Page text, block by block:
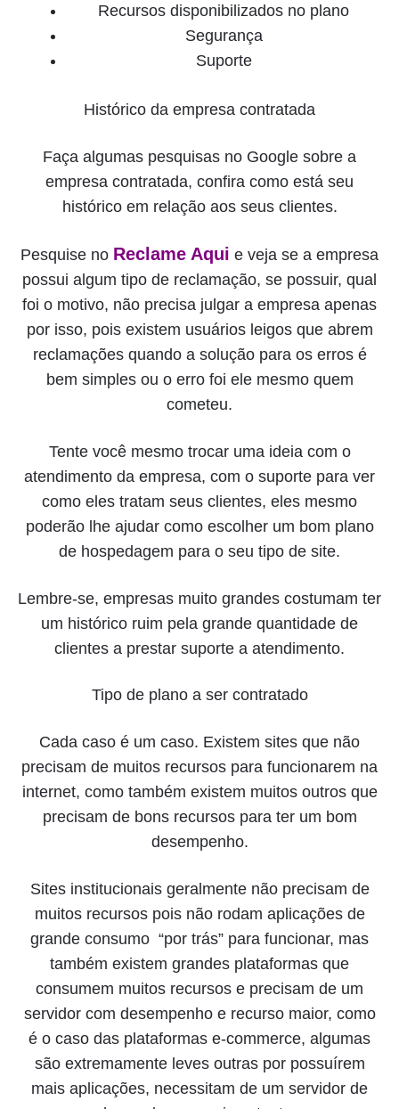
Recursos disponibilizados no plano
Segurança
Suporte
Histórico da empresa contratada
Faça algumas pesquisas no Google sobre a
empresa contratada, confira como está seu
histórico em relação aos seus clientes.
Pesquise no Reclame Aqui e veja se a empresa
possui algum tipo de reclamação, se possuir, qual
foi o motivo, não precisa julgar a empresa apenas
por isso, pois existem usuários leigos que abrem
reclamações quando a solução para os erros é
bem simples ou o erro foi ele mesmo quem
cometeu.
Tente você mesmo trocar uma ideia com o
atendimento da empresa, com o suporte para ver
como eles tratam seus clientes, eles mesmo
poderão lhe ajudar como escolher um bom plano
de hospedagem para o seu tipo de site.
Lembre-se, empresas muito grandes costumam ter
um histórico ruim pela grande quantidade de
clientes a prestar suporte a atendimento.
Tipo de plano a ser contratado
Cada caso é um caso. Existem sites que não
precisam de muitos recursos para funcionarem na
internet, como também existem muitos outros que
precisam de bons recursos para ter um bom
desempenho.
Sites institucionais geralmente não precisam de
muitos recursos pois não rodam aplicações de
grande consumo “por trás” para funcionar, mas
também existem grandes plataformas que
consumem muitos recursos e precisam de um
servidor com desempenho e recurso maior, como
é o caso das plataformas e-commerce, algumas
são extremamente leves outras por possuírem
mais aplicações, necessitam de um servidor de